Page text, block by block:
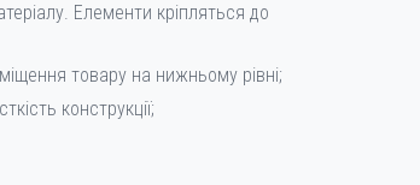
Елементи кріпляться до
товару на нижньому рівні;
конструкції;